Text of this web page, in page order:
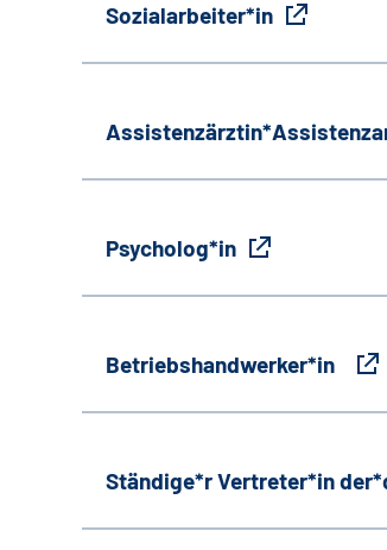
Sozialarbeiter*in
Psycholog*in
Betriebshandwerker*in
Ständige*r Vertreter*in